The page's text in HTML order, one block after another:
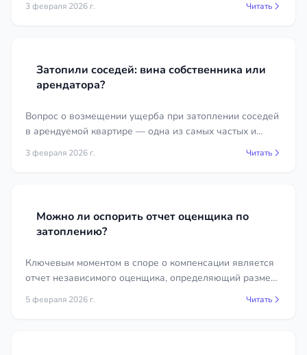
правовой точки зрения, это осложняет, но не делает
3 февраля 2026 г. Читать
Затопили соседей: вина собственника или
арендатора?
Вопрос о возмещении ущерба при затоплении соседей
в арендуемой квартире — одна из самых частых и
стрессовых ситуаций для всех сторон. Владелец и
арендатор часто начинают искать виновного друг в
3 февраля 2026 г. Читать
Можно ли оспорить отчет оценщика по
затоплению?
Ключевым моментом в споре о компенсации является
отчет независимого оценщика, определяющий размер
вреда. Часто стороны заказывают экспертизы в разных
организациях, что приводит к разным выводам.
5 февраля 2026 г. Читать